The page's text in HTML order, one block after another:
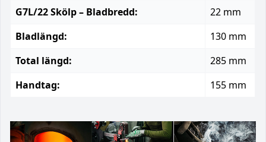
G7L/22 Skölp – Bladbredd:
22 mm
Bladlängd:
130 mm
Total längd:
285 mm
Handtag:
155 mm